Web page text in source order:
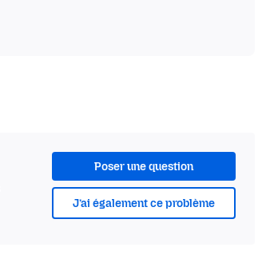
Poser une question
J’ai également ce problème